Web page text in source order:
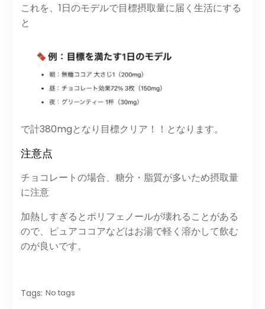
これを、1日のモデルで目標摂取量に届く生活にする
と
で計380mgとなり目標クリア！！となります。
注意点
チョコレートの場合、糖分・脂質が多いため摂取量
に注意
加熱しすぎるとポリフェノールが壊れることがある
ので、ピュアココアなどはお湯で軽く溶かして飲む
のが良いです。
Tags: No tags